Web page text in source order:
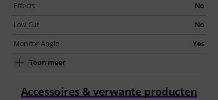
Effects No
Low Cut No
Monitor Angle Yes
Toon meer
Accessoires & verwante producten